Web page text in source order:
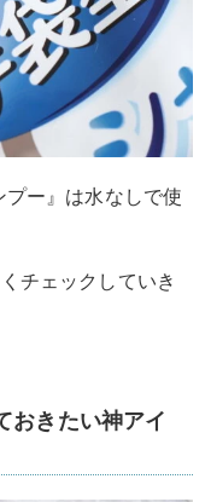
ー』は水なしで使
チェックしていき
おきたい神アイ